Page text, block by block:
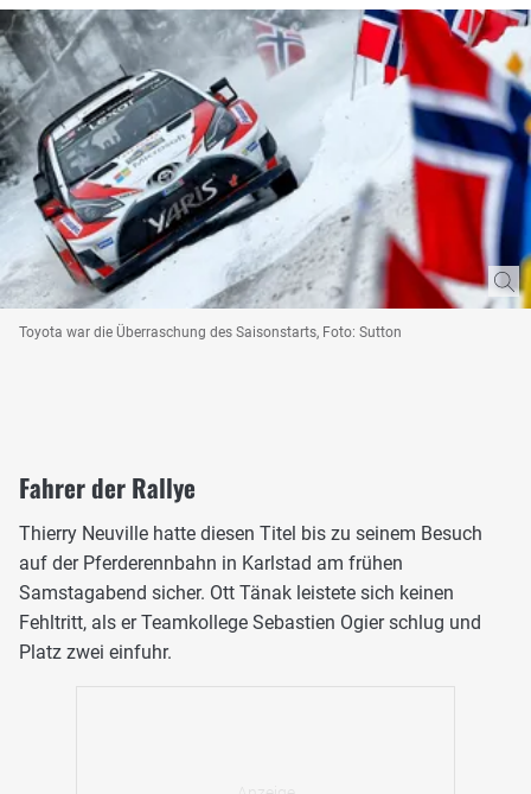
Toyota war die Überraschung des Saisonstarts, Foto: Sutton
Fahrer der Rallye
Thierry Neuville hatte diesen Titel bis zu seinem Besuch
auf der Pferderennbahn in Karlstad am frühen
Samstagabend sicher. Ott Tänak leistete sich keinen
Fehltritt, als er Teamkollege Sebastien Ogier schlug und
Platz zwei einfuhr.